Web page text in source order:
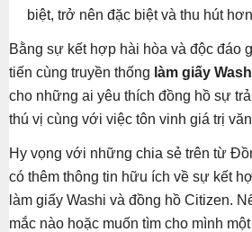
biệt, trở nên đặc biệt và thu hút
Bằng sự kết hợp hài hòa và độc đáo
tiến cùng truyền thống làm giấy
cho những ai yêu thích đồng hồ sự
thú vị cùng với việc tôn vinh giá trị
Hy vọng với những chia sẻ trên từ
có thêm thông tin hữu ích về sự kết
làm giấy Washi và đồng hồ Citizen.
mắc nào hoặc muốn tìm cho mình